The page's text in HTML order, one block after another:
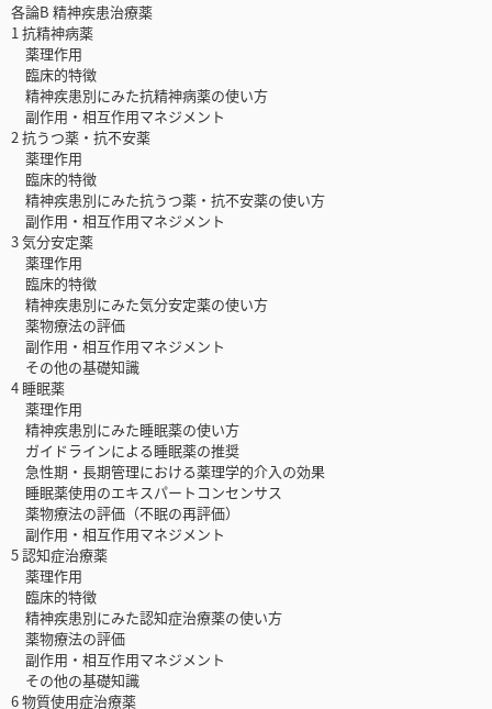
各論B 精神疾患治療薬
1 抗精神病薬
薬理作用
臨床的特徴
精神疾患別にみた抗精神病薬の使い方
副作用・相互作用マネジメント
2 抗うつ薬・抗不安薬
薬理作用
臨床的特徴
精神疾患別にみた抗うつ薬・抗不安薬の使い方
副作用・相互作用マネジメント
3 気分安定薬
薬理作用
臨床的特徴
精神疾患別にみた気分安定薬の使い方
薬物療法の評価
副作用・相互作用マネジメント
その他の基礎知識
4 睡眠薬
薬理作用
精神疾患別にみた睡眠薬の使い方
ガイドラインによる睡眠薬の推奨
急性期・長期管理における薬理学的介入の効果
睡眠薬使用のエキスパートコンセンサス
薬物療法の評価（不眠の再評価）
副作用・相互作用マネジメント
5 認知症治療薬
薬理作用
臨床的特徴
精神疾患別にみた認知症治療薬の使い方
薬物療法の評価
副作用・相互作用マネジメント
その他の基礎知識
6 物質使用症治療薬